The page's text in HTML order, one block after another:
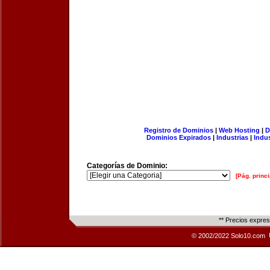
Registro de Dominios| Web Hosting |
Dominios Expirados | Industrias |
Categorías de Dominio:
[Pág.
** Precios
© 2002/2022 Solo10.com